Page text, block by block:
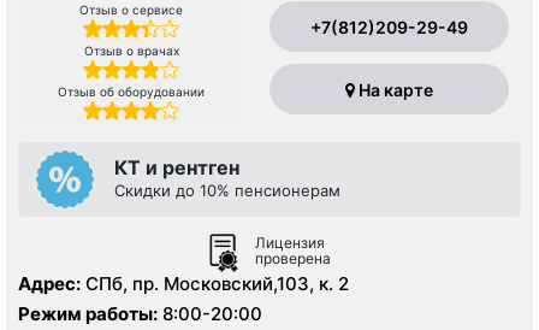
Отзыв о сервисе
Отзыв о врачах
Отзыв об оборудовании
+7(812)209-29-49
На карте
КТ и рентген
Скидки до 10% пенсионерам
Лицензия
проверена
Адрес: СПб, пр. Московский,103, к. 2
Режим работы: 8:00-20:00